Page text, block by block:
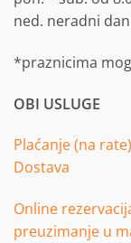
ned. neradni dan
*praznicima
OBI USLUGE
Plaćanje (na rate)
Dostava
Online
preuzimanje u